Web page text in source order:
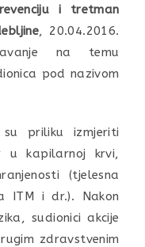
i tretman
, 20.04.2016.
na temu
pod nazivom
priliku izmjeriti
u kapilarnoj krvi,
(tjelesna
ITM i dr.). Nakon
sudionici akcije
zdravstvenim